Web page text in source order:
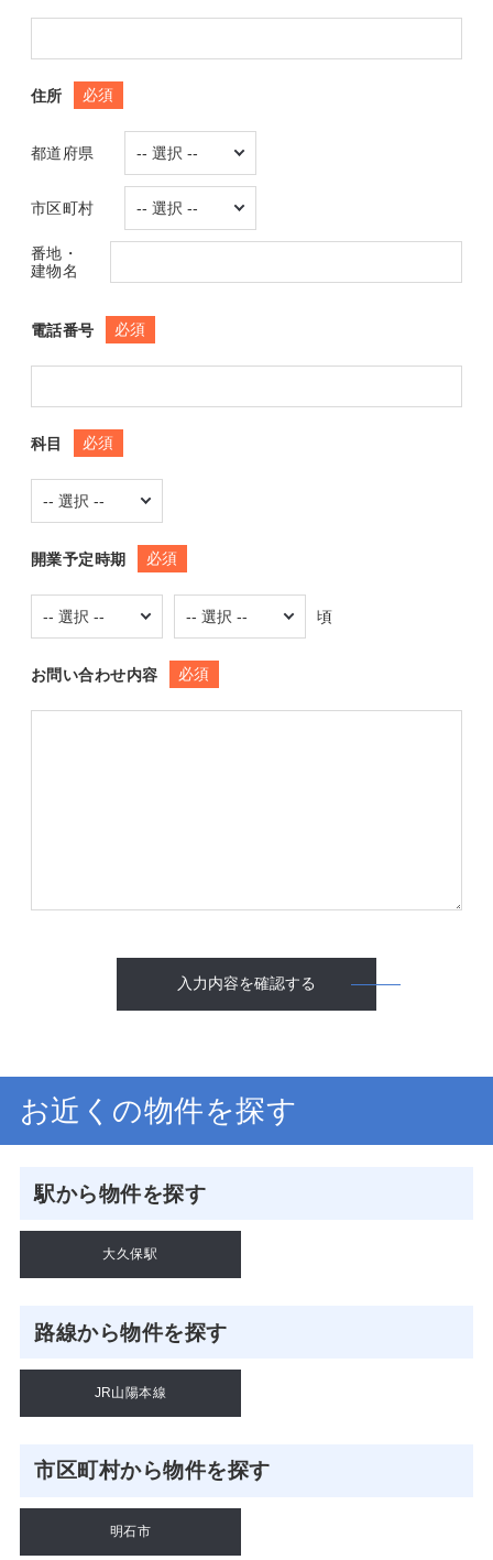
住所 必須
都道府県
市区町村
番地・
建物名
電話番号 必須
科目 必須
開業予定時期 必須
頃
お問い合わせ内容 必須
入力内容を確認する
お近くの物件を探す
駅から物件を探す
大久保駅
路線から物件を探す
JR山陽本線
市区町村から物件を探す
明石市